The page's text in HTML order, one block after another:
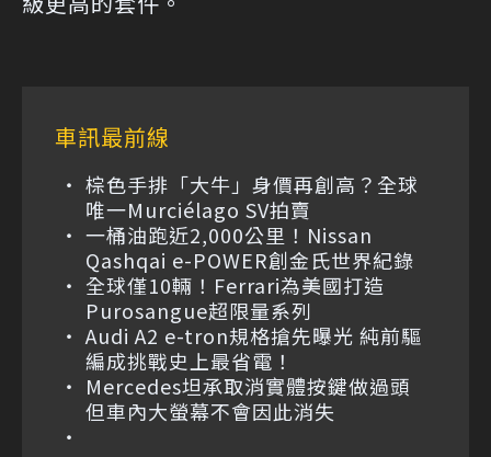
車訊最前線
棕色手排「大牛」身價再創高？全球
唯一Murciélago SV拍賣
一桶油跑近2,000公里！Nissan
Qashqai e-POWER創金氏世界紀錄
全球僅10輛！Ferrari為美國打造
Purosangue超限量系列
Audi A2 e-tron規格搶先曝光 純前驅
編成挑戰史上最省電！
Mercedes坦承取消實體按鍵做過頭
但車內大螢幕不會因此消失